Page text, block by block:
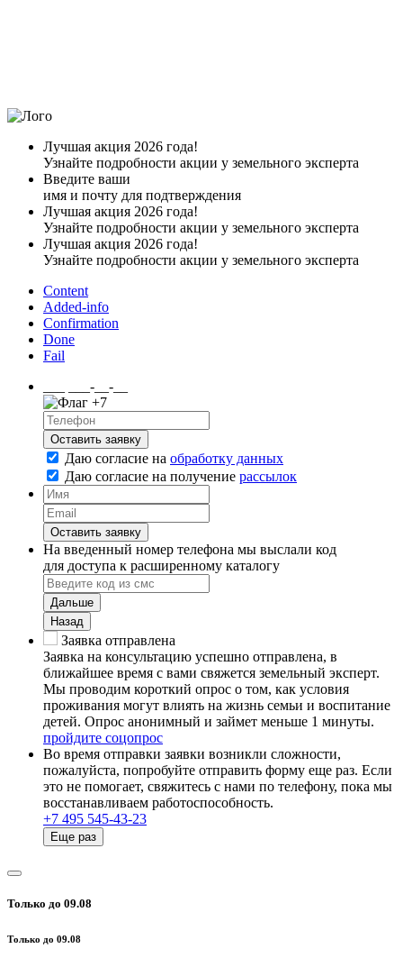
Лучшая акция 2026 года!
Узнайте подробности акции у земельного эксперта
Введите ваши
имя и почту для подтверждения
Лучшая акция 2026 года!
Узнайте подробности акции у земельного эксперта
Лучшая акция 2026 года!
Узнайте подробности акции у земельного эксперта
Content
Added-info
Confirmation
Done
Fail
___ ___-__-__
+7
Оставить заявку
Даю согласие на обработку данных
Даю согласие на получение рассылок
Оставить заявку
На введенный номер телефона мы выслали код
для доступа к расширенному каталогу
Дальше
Назад
Заявка отправлена
Заявка на консультацию успешно отправлена, в
ближайшее время с вами свяжется земельный эксперт.
Мы проводим короткий опрос о том, как условия
проживания могут влиять на жизнь семьи и воспитание
детей. Опрос анонимный и займет меньше 1 минуты.
пройдите соцопрос
Во время отправки заявки возникли сложности,
пожалуйста, попробуйте отправить форму еще раз. Если
это не помогает, свяжитесь с нами по телефону, пока мы
восстанавливаем работоспособность.
+7 495 545-43-23
Еще раз
Только до 09.08
Только до 09.08